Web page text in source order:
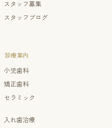
スタッフ募集
スタッフブログ
診療案内
小児歯科
矯正歯科
セラミック
入れ歯治療